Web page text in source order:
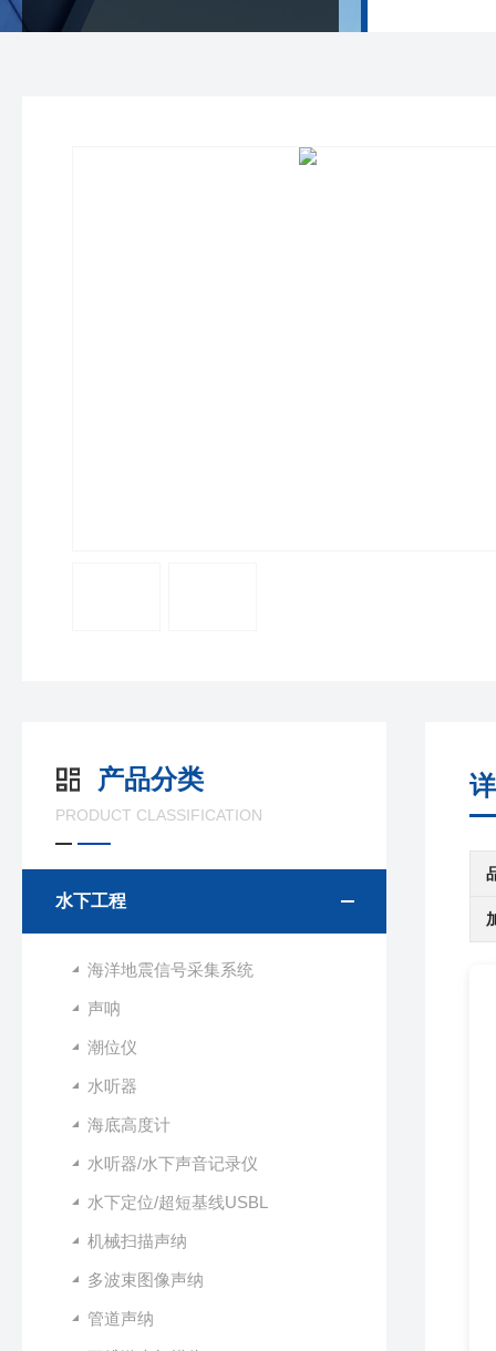
产品分类
PRODUCT CLASSIFICATION
水下工程
海洋地震信号采集系统
声呐
潮位仪
水听器
海底高度计
水听器/水下声音记录仪
水下定位/超短基线USBL
机械扫描声纳
多波束图像声纳
管道声纳